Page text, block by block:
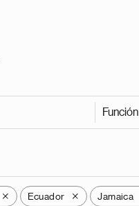
Función
X Ecuador X Jamaica